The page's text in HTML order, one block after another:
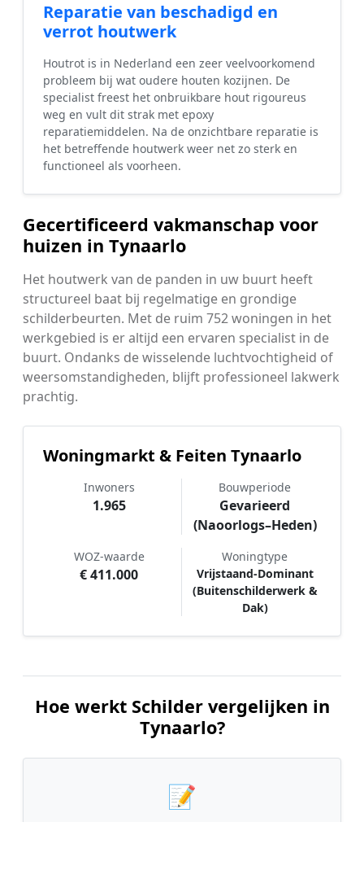
Reparatie van beschadigd en
verrot houtwerk
Houtrot is in Nederland een zeer veelvoorkomend
probleem bij wat oudere houten kozijnen. De
specialist freest het onbruikbare hout rigoureus
weg en vult dit strak met epoxy
reparatiemiddelen. Na de onzichtbare reparatie is
het betreffende houtwerk weer net zo sterk en
functioneel als voorheen.
Gecertificeerd vakmanschap voor
huizen in Tynaarlo
Het houtwerk van de panden in uw buurt heeft
structureel baat bij regelmatige en grondige
schilderbeurten. Met de ruim 752 woningen in het
werkgebied is er altijd een ervaren specialist in de
buurt. Ondanks de wisselende luchtvochtigheid of
weersomstandigheden, blijft professioneel lakwerk
prachtig.
Woningmarkt & Feiten Tynaarlo
Inwoners
1.965
Bouwperiode
Gevarieerd
(Naoorlogs–Heden)
WOZ-waarde
€ 411.000
Woningtype
Vrijstaand-Dominant
(Buitenschilderwerk &
Dak)
Hoe werkt Schilder vergelijken in
Tynaarlo?
📝